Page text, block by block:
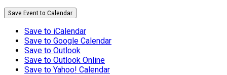
Save Event to Calendar
Save to iCalendar
Save to Google Calendar
Save to Outlook
Save to Outlook Online
Save to Yahoo! Calendar